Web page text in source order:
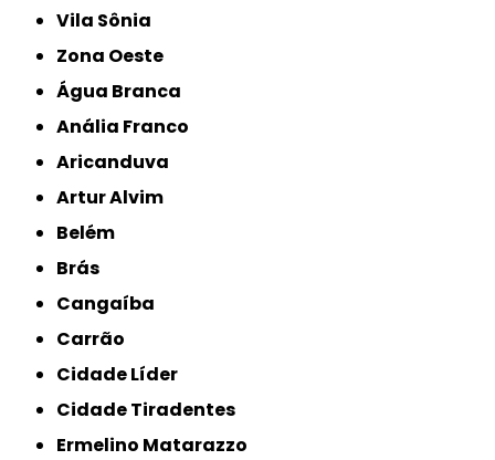
Vila Sônia
Zona Oeste
Água Branca
Anália Franco
Aricanduva
Artur Alvim
Belém
Brás
Cangaíba
Carrão
Cidade Líder
Cidade Tiradentes
Ermelino Matarazzo